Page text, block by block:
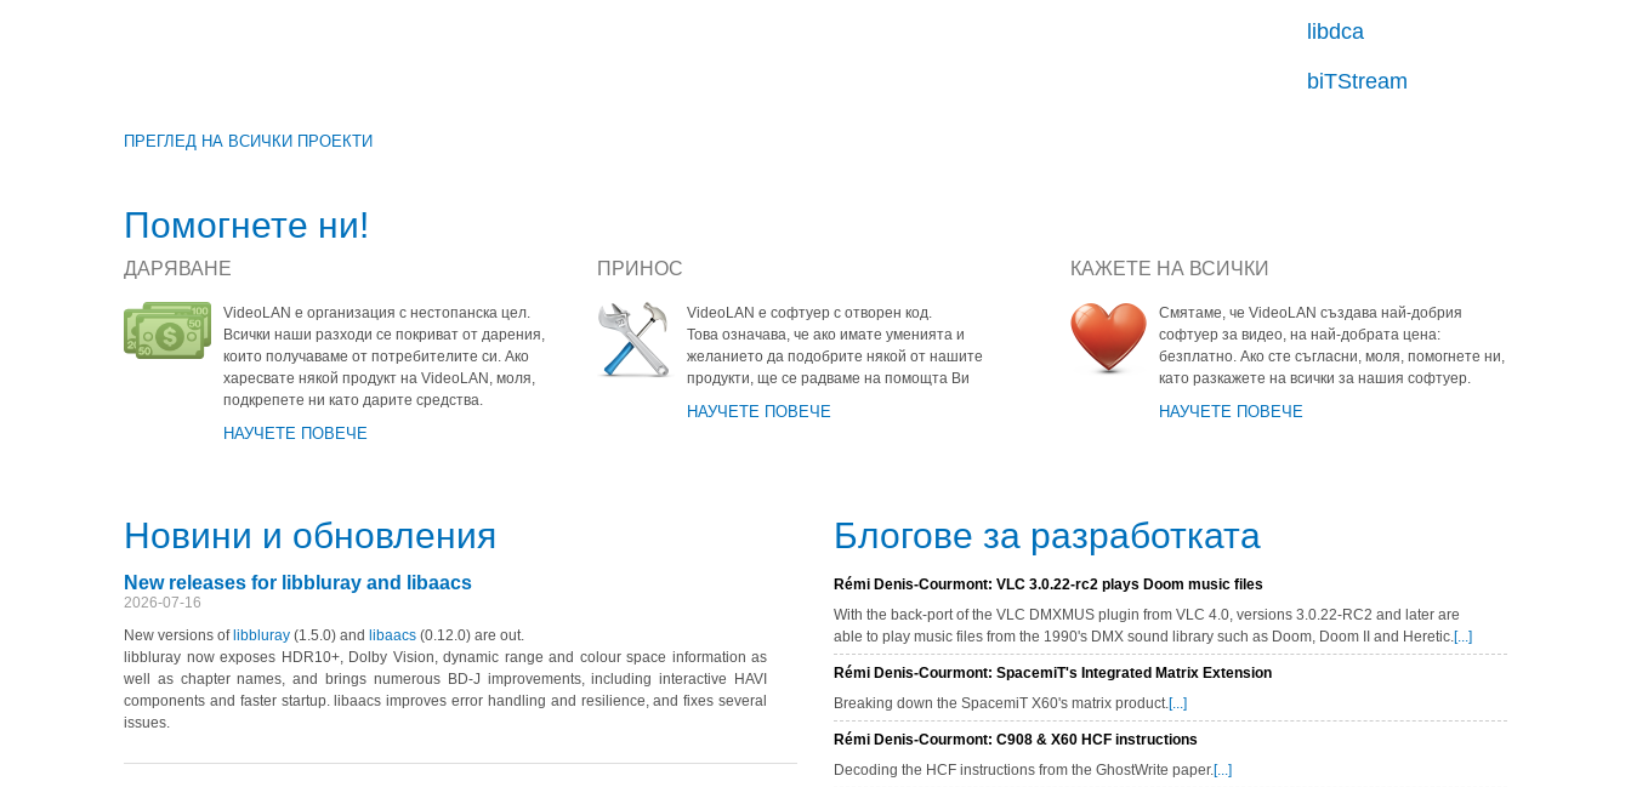
libdca
biTStream
ПРЕГЛЕД НА ВСИЧКИ ПРОЕКТИ
Помогнете ни!
ДАРЯВАНЕ
VideoLAN е организация с нестопанска цел.
Всички наши разходи се покриват от дарения,
които получаваме от потребителите си. Ако
харесвате някой продукт на VideoLAN, моля,
подкрепете ни като дарите средства.
НАУЧЕТЕ ПОВЕЧЕ
ПРИНОС
VideoLAN е софтуер с отворен код.
Това означава, че ако имате уменията и
желанието да подобрите някой от нашите
продукти, ще се радваме на помощта Ви
НАУЧЕТЕ ПОВЕЧЕ
КАЖЕТЕ НА ВСИЧКИ
Смятаме, че VideoLAN създава най-добрия
софтуер за видео, на най-добрата цена:
безплатно. Ако сте съгласни, моля, помогнете ни,
като разкажете на всички за нашия софтуер.
НАУЧЕТЕ ПОВЕЧЕ
Новини и обновления
New releases for libbluray and libaacs
2026-07-16
New versions of libbluray (1.5.0) and libaacs (0.12.0) are out.
libbluray now exposes HDR10+, Dolby Vision, dynamic range and colour space information as
well as chapter names, and brings numerous BD-J improvements, including interactive HAVI
components and faster startup. libaacs improves error handling and resilience, and fixes several
issues.
Блогове за разработката
Rémi Denis-Courmont: VLC 3.0.22-rc2 plays Doom music files
With the back-port of the VLC DMXMUS plugin from VLC 4.0, versions 3.0.22-RC2 and later are
able to play music files from the 1990's DMX sound library such as Doom, Doom II and Heretic.[...]
Rémi Denis-Courmont: SpacemiT's Integrated Matrix Extension
Breaking down the SpacemiT X60's matrix product.[...]
Rémi Denis-Courmont: C908 & X60 HCF instructions
Decoding the HCF instructions from the GhostWrite paper.[...]